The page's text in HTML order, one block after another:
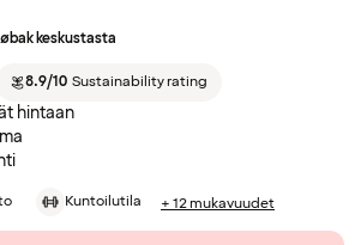
keskustasta
8.9/10 Sustainability rating
hintaan
Kuntoilutila + 12 mukavuudet